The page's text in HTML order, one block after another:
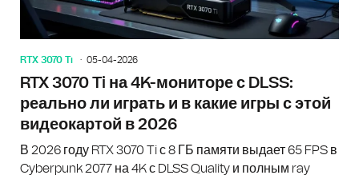
RTX 3070 Ti 05-04-2026
RTX 3070 Ti на 4K-мониторе с DLSS:
реально ли играть и в какие игры с этой
видеокартой в 2026
В 2026 году RTX 3070 Ti с 8 ГБ памяти выдает 65 FPS в
Cyberpunk 2077 на 4K с DLSS Quality и полным ray